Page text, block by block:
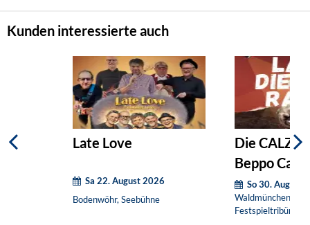
Kunden interessierte auch
Late Love
Sa 22. August 2026
Bodenwöhr, Seebühne
Die
Beppo
So 30. August
Waldmünchen,
Festspieltribüne